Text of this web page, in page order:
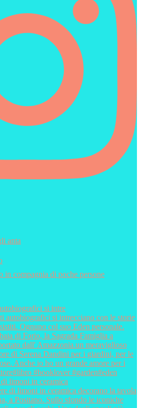
anta
compagnia di poche persone
si intre
limoni in ceramica